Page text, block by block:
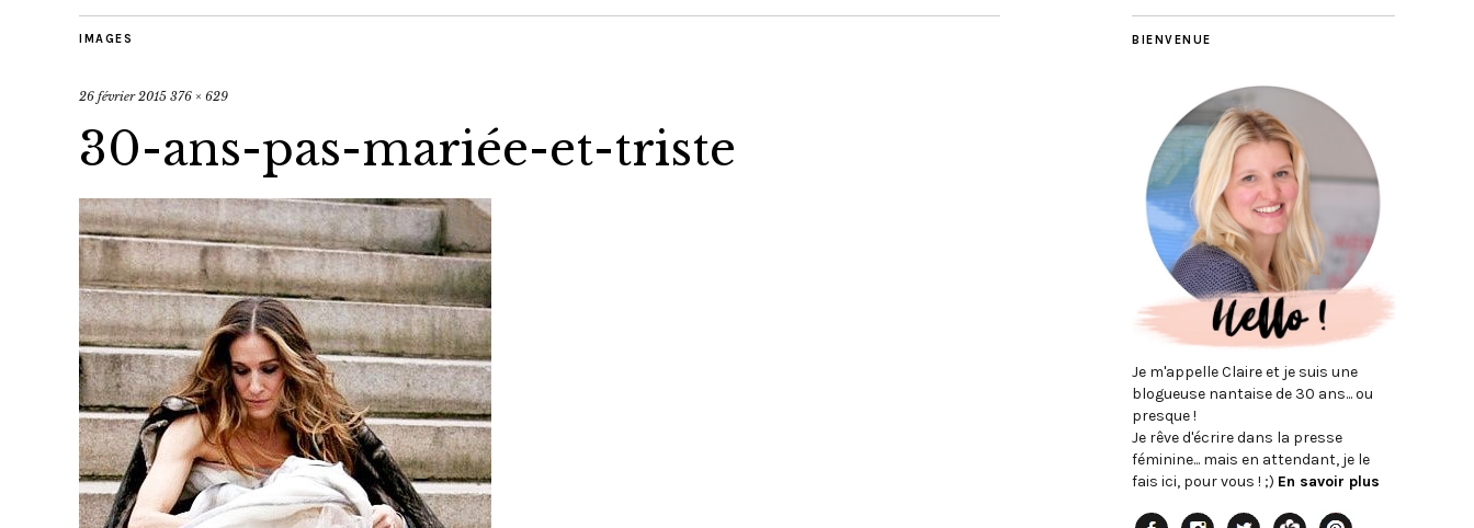
IMAGES
26 février 2015 376 × 629
30-ans-pas-mariée-et-triste
BIENVENUE
Je m'appelle Claire et je suis une
blogueuse nantaise de 30 ans... ou
presque !
Je rêve d'écrire dans la presse
féminine... mais en attendant, je le
fais ici, pour vous ! ;) En savoir plus